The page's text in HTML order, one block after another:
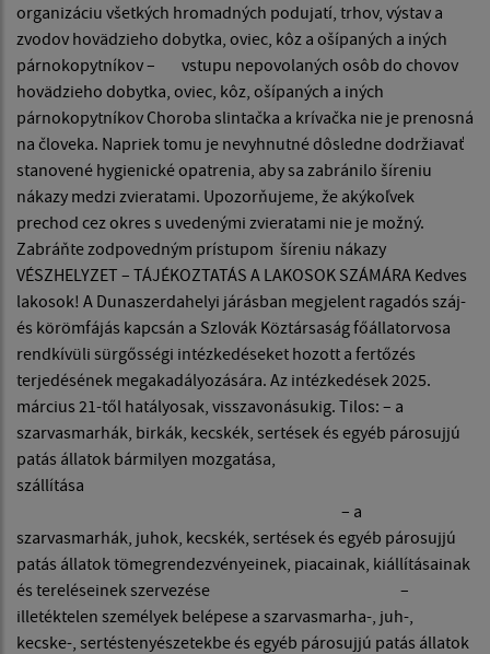
organizáciu všetkých hromadných podujatí, trhov, výstav a
zvodov hovädzieho dobytka, oviec, kôz a ošípaných a iných
párnokopytníkov – vstupu nepovolaných osôb do chovov
hovädzieho dobytka, oviec, kôz, ošípaných a iných
párnokopytníkov Choroba slintačka a krívačka nie je prenosná
na človeka. Napriek tomu je nevyhnutné dôsledne dodržiavať
stanovené hygienické opatrenia, aby sa zabránilo šíreniu
nákazy medzi zvieratami. Upozorňujeme, že akýkoľvek
prechod cez okres s uvedenými zvieratami nie je možný.
Zabráňte zodpovedným prístupom šíreniu nákazy
VÉSZHELYZET – TÁJÉKOZTATÁS A LAKOSOK SZÁMÁRA Kedves
lakosok! A Dunaszerdahelyi járásban megjelent ragadós száj-
és körömfájás kapcsán a Szlovák Köztársaság főállatorvosa
rendkívüli sürgősségi intézkedéseket hozott a fertőzés
terjedésének megakadályozására. Az intézkedések 2025.
március 21-től hatályosak, visszavonásukig. Tilos: – a
szarvasmarhák, birkák, kecskék, sertések és egyéb párosujjú
patás állatok bármilyen mozgatása,
szállítása
– a
szarvasmarhák, juhok, kecskék, sertések és egyéb párosujjú
patás állatok tömegrendezvényeinek, piacainak, kiállításainak
és tereléseinek szervezése –
illetéktelen személyek belépese a szarvasmarha-, juh-,
kecske-, sertéstenyészetekbe és egyéb párosujjú patás állatok